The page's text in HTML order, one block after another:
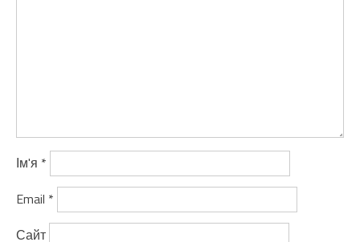
Ім'я *
Email *
Сайт